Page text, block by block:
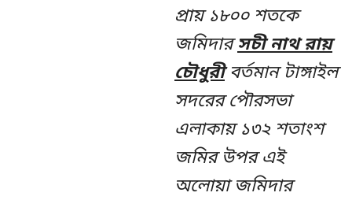
প্রায় ১৮০০ শতকে
জমিদারসচী নাথ রায়
চৌধুরীবর্তমান টাঙ্গাইল
সদরের পৌরসভা
এলাকায় ১৩২ শতাংশ
জমির উপর এই
অলোয়া জমিদার